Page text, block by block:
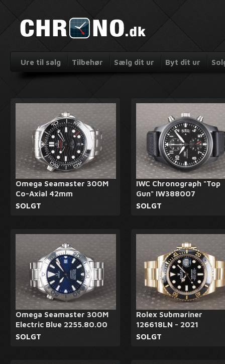
Ure til salg Tilbehør Sælg dit ur Byt dit ur
Omega Seamaster 300M
Co-Axial 42mm
SOLGT
IWC Chronograph "Top
Gun" IW388007
SOLGT
Omega Seamaster 300M
Electric Blue 2255.80.00
SOLGT
Rolex Submariner
126618LN - 2021
SOLGT